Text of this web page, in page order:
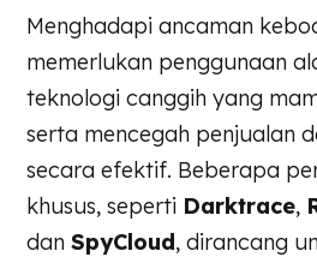
Menghadapi ancaman
memerlukan penggunaan
teknologi canggih yang
serta mencegah penjualan
secara efektif. Beberapa
khusus, seperti Darktrace,
danSpyCloud, dirancang